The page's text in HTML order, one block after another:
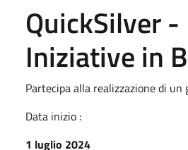
QuickSilver -
Iniziative in
Partecipa alla realizzazione di un
Data inizio :
1 luglio 2024